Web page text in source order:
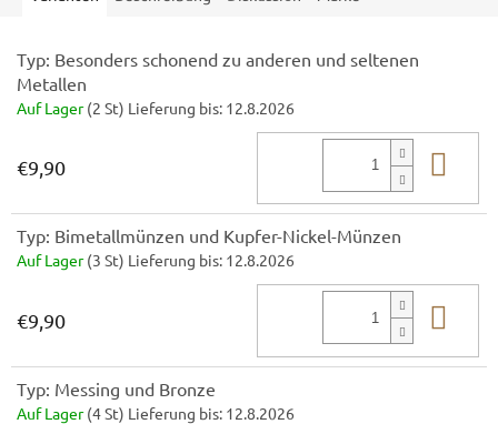
Typ: Besonders schonend zu anderen und seltenen
Metallen
Auf Lager(2 St) Lieferung bis: 12.8.2026
€9,90
Typ: Bimetallmünzen und Kupfer-Nickel-Münzen
Auf Lager(3 St) Lieferung bis: 12.8.2026
€9,90
Typ: Messing und Bronze
Auf Lager(4 St) Lieferung bis: 12.8.2026